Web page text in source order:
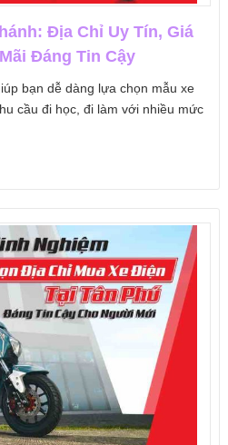
Địa Chỉ Uy Tín, Giá
Đáng Tin Cậy
bạn dễ dàng lựa chọn mẫu xe
cầu đi học, đi làm với nhiều mức